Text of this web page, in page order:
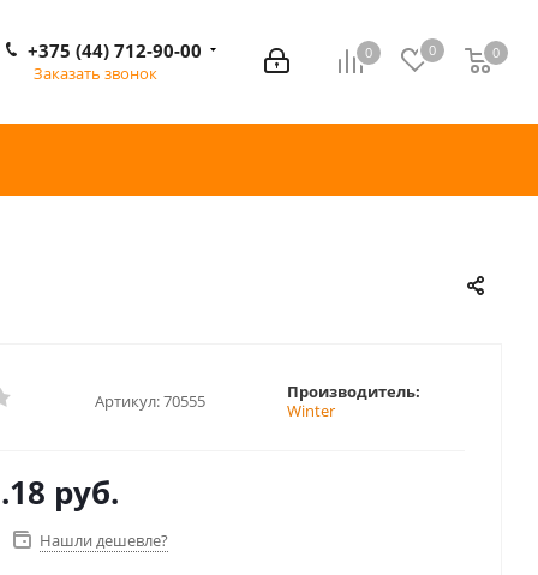
0 0 0
0
+375 (44) 712-90-00
Заказать звонок
Артикул:70555
Производитель:
Winter
руб.
Нашли дешевле?